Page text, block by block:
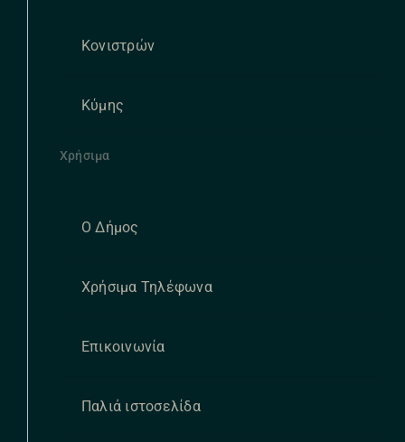
Κονιστρών
Κύμης
Χρήσιμα
Ο Δήμος
Χρήσιμα Τηλέφωνα
Επικοινωνία
Παλιά ιστοσελίδα